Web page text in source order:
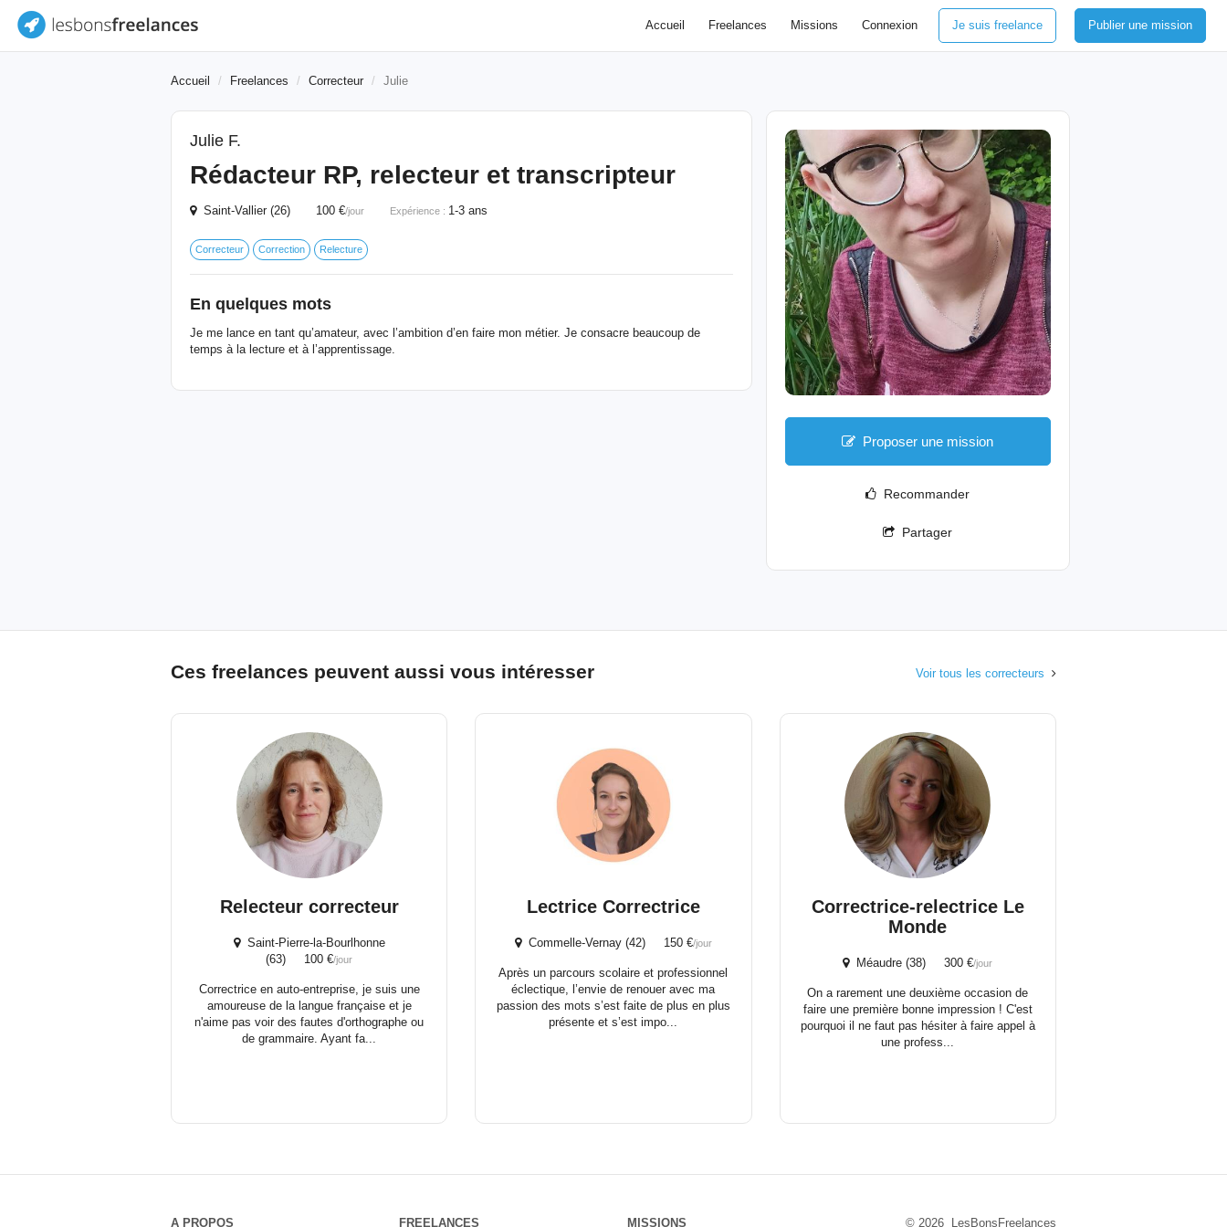
Accueil Freelances Missions Connexion Je suis freelance Publier une mission
Accueil Freelances Correcteur Julie
Julie F.
Rédacteur RP, relecteur et transcripteur
Saint-Vallier (26) 100 €/jour Expérience : 1-3 ans
Correcteur Correction Relecture
En quelques mots
Je me lance en tant qu’amateur, avec l’ambition d’en faire mon métier. Je consacre beaucoup de
temps à la lecture et à l’apprentissage.
Proposer une mission
Recommander
Partager
Ces freelances peuvent aussi vous intéresser Voir tous les correcteurs
Relecteur correcteur
Saint-Pierre-la-Bourlhonne
(63) 100 €/jour
Correctrice en auto-entreprise, je suis une
amoureuse de la langue française et je
n'aime pas voir des fautes d'orthographe ou
de grammaire. Ayant fa...
Lectrice Correctrice
Commelle-Vernay (42) 150 €/jour
Après un parcours scolaire et professionnel
éclectique, l’envie de renouer avec ma
passion des mots s’est faite de plus en plus
présente et s’est impo...
Correctrice-relectrice Le
Monde
Méaudre (38) 300 €/jour
On a rarement une deuxième occasion de
faire une première bonne impression ! C'est
pourquoi il ne faut pas hésiter à faire appel à
une profess...
A PROPOS FREELANCES MISSIONS © 2026 LesBonsFreelances